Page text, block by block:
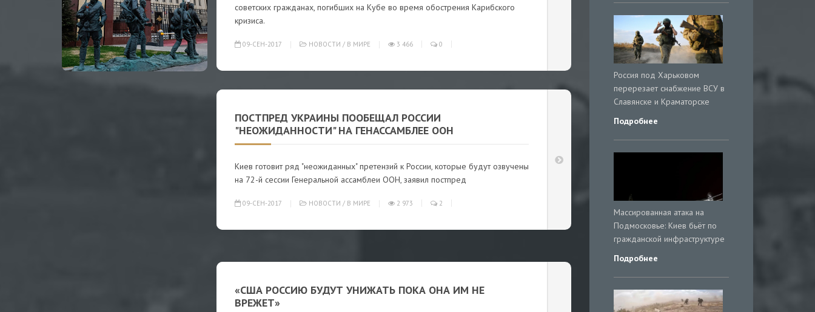
советских гражданах, погибших на Кубе во время обострения Карибского
кризиса.
09-СЕН-2017 НОВОСТИ / В МИРЕ 3 466 0
ПОСТПРЕД УКРАИНЫ ПООБЕЩАЛ РОССИИ
"НЕОЖИДАННОСТИ" НА ГЕНАССАМБЛЕЕ ООН
Киев готовит ряд "неожиданных" претензий к России, которые будут озвучены
на 72-й сессии Генеральной ассамблеи ООН, заявил постпред
09-СЕН-2017 НОВОСТИ / В МИРЕ 2 973 2
«США РОССИЮ БУДУТ УНИЖАТЬ ПОКА ОНА ИМ НЕ
ВРЕЖЕТ»
Россия под Харьковом
перерезает снабжение ВСУ в
Славянске и Краматорске
Подробнее
Массированная атака на
Подмосковье: Киев бьёт по
гражданской инфраструктуре
Подробнее